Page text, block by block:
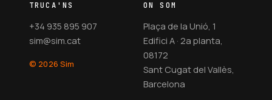
ON SOM
Plaça de la Unió, 1
Edifici A · 2a planta,
08172
Sant Cugat del Vallès,
Barcelona
TRUCA'NS
+34 935 895 907
sim@sim.cat
© 2026 Sim